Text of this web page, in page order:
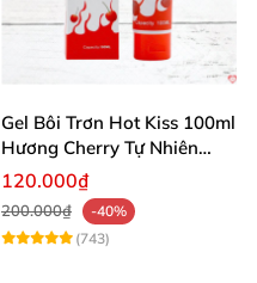
Gel Bôi Trơn Hot Kiss 100ml
Hương Cherry Tự Nhiên
Mượt Mà
120.000₫
200.000₫
-40%
(743)